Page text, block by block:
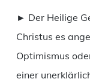
► Der Heilige
Christus es
Optimismus
einer